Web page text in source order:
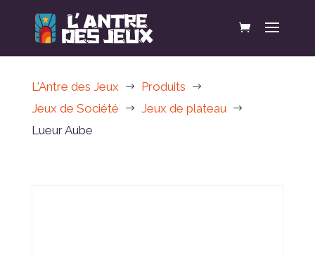
L'Antre des Jeux $ Produits $
Jeux de Société $ Jeux de plateau $
Lueur Aube